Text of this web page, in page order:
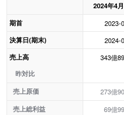
2024年4
期首
2023-
決算日(期末) 2024-
売上高
昨対比
343億
売上原価 273億
売上総利益 69億